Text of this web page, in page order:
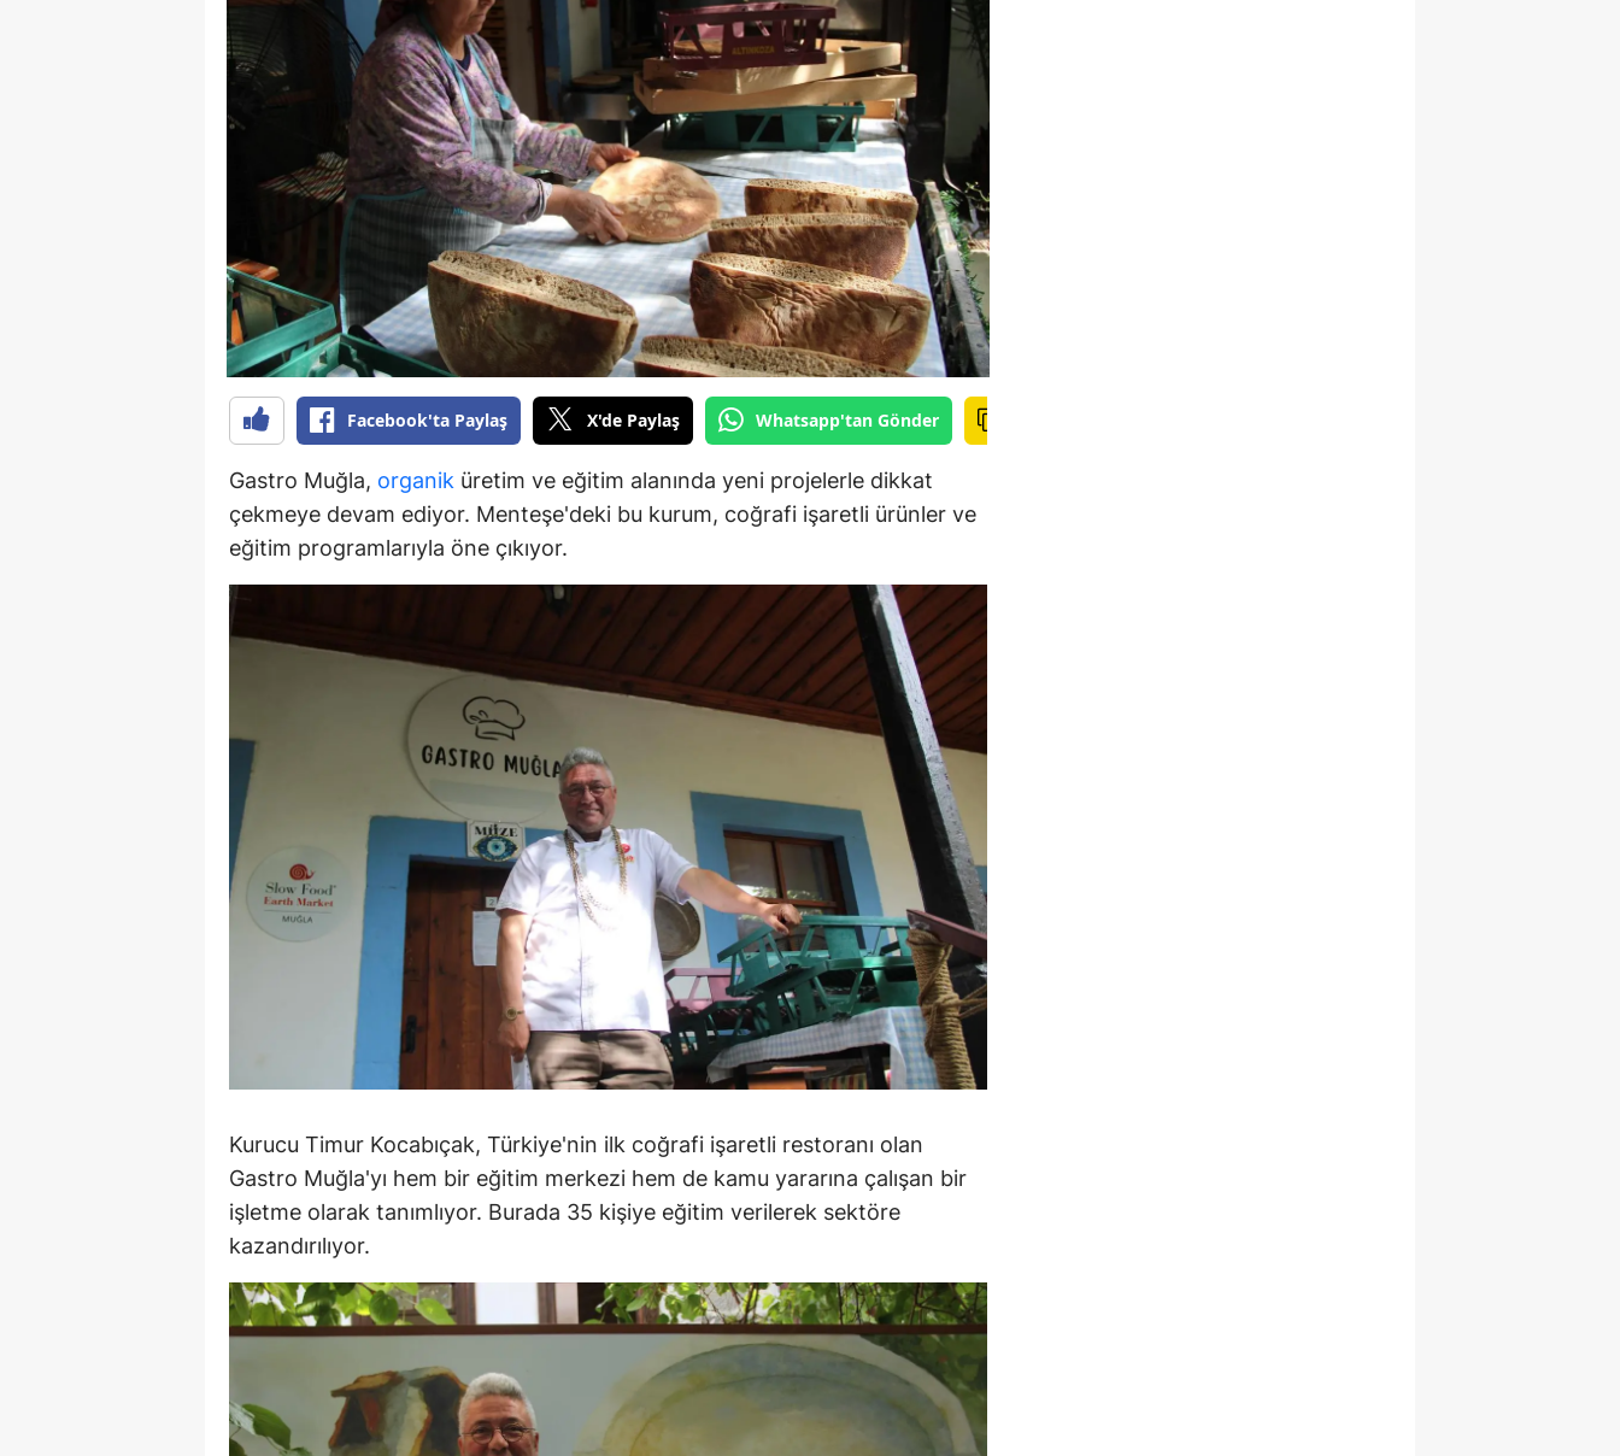
Bilecik
Bingöl
Bitlis
Bolu
Burdur
Bursa
Çanakkale
Çankırı
Çorum
Denizli
Diyarbakır
Eskişehir
Gaziantep
Giresun
Gümüşhane
Hakkari
Hatay
Isparta
İstanbul
İzmir
Kastamonu
Kırklareli
Facebook'ta Paylaş X'de Paylaş Whatsapp'tan Gönder
Gastro Muğla, organik üretim ve eğitim alanında yeni projelerle dikkat
çekmeye devam ediyor. Menteşe'deki bu kurum, coğrafi işaretli ürünler ve
eğitim programlarıyla öne çıkıyor.
Kurucu Timur Kocabıçak, Türkiye'nin ilk coğrafi işaretli restoranı olan
Gastro Muğla'yı hem bir eğitim merkezi hem de kamu yararına çalışan bir
işletme olarak tanımlıyor. Burada 35 kişiye eğitim verilerek sektöre
kazandırılıyor.